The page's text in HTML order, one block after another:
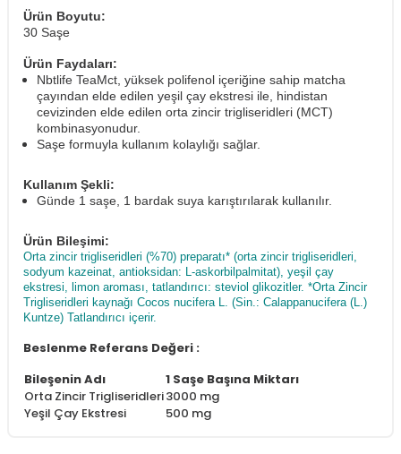
Ürün Boyutu:
30 Saşe
Ürün Faydaları:
Nbtlife TeaMct, yüksek polifenol içeriğine sahip matcha
çayından elde edilen yeşil çay ekstresi ile, hindistan
cevizinden elde edilen orta zincir trigliseridleri (MCT)
kombinasyonudur.
Saşe formuyla kullanım kolaylığı sağlar.
Kullanım Şekli:
Günde 1 saşe, 1 bardak suya karıştırılarak kullanılır.
Ürün Bileşimi:
Orta zincir trigliseridleri (%70) preparatı* (orta zincir trigliseridleri,
sodyum kazeinat, antioksidan: L-askorbilpalmitat), yeşil çay
ekstresi, limon aroması, tatlandırıcı: steviol glikozitler. *Orta Zincir
Trigliseridleri kaynağı Cocos nucifera L. (Sin.: Calappanucifera (L.)
Kuntze) Tatlandırıcı içerir.
Beslenme Referans Değeri :
Bileşenin Adı
1 Saşe Başına Miktarı
Orta Zincir Trigliseridleri3000 mg
Yeşil Çay Ekstresi
500 mg